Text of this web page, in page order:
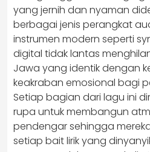
yang jernih dan nyaman
berbagai jenis perangkat
instrumen modern seperti
digital tidak lantas
Jawa yang identik dengan
keakraban emosional bagi
Setiap bagian dari lagu ini
rupa untuk membangun
pendengar sehingga
setiap bait lirik yang